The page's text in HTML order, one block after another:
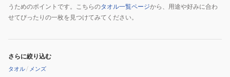
うためのポイントです。こちらのタオル一覧ページから、用途や好みに合わ
せてぴったりの一枚を見つけてみてください。
さらに絞り込む
タオル/ メンズ